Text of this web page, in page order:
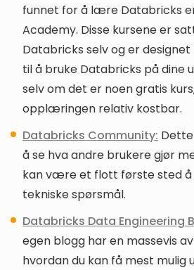
funnet for å lære Databricks
Academy. Disse kursene er
Databricks selv og er
til å bruke Databricks på dine
selv om det er noen gratis
opplæringen relativ kostbar.
Databricks Community:
å se hva andre brukere gjør
kan være et flott første sted å
tekniske spørsmål.
Databricks Data Engineering
egen blogg har en massevis
hvordan du kan få mest mulig